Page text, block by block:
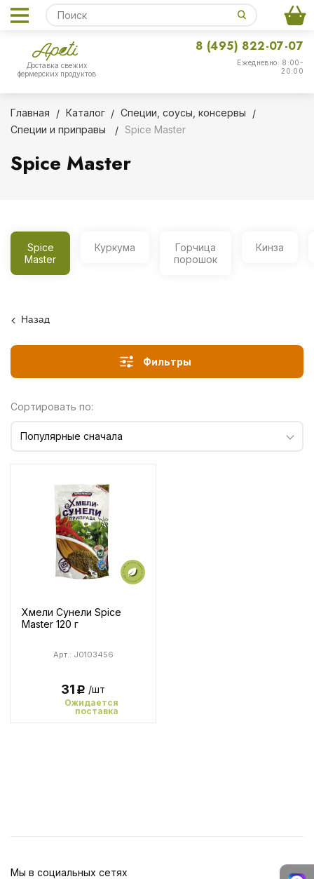
Доставка свежих
фермерских продуктов
Ежедневно: 8:00-
20:00
8 (495) 822-07-07
Главная Каталог
Специи, соусы, консервы
Специи и приправы
Spice Master
Spice Master
Spice
Master
Куркума
Горчица
порошок
Кинза
Назад
Фильтры
Сортировать по:
Популярные сначала
Хмели Сунели Spice
Master 120 г
Арт.: J0103456
31Р /шт
Ожидается
поставка
Мы в социальных сетях